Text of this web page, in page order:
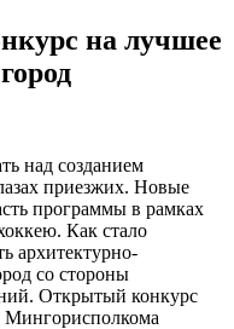
на лучшее
над созданием
приезжих. Новые
программы в рамках
Как стало
архитектурно-
со стороны
Открытый конкурс
Мингорисполкома